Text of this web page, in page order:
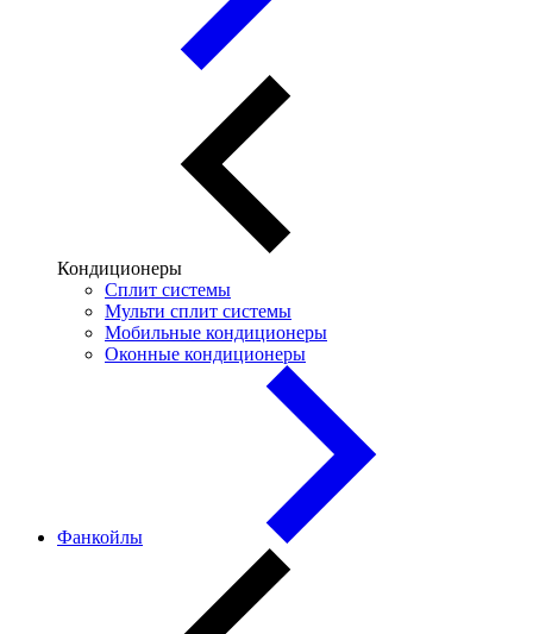
Кондиционеры
Сплит системы
Мульти сплит системы
Мобильные кондиционеры
Оконные кондиционеры
Фанкойлы